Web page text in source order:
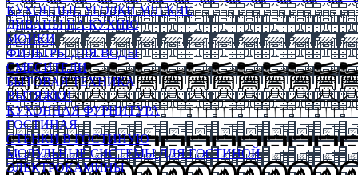
КУХОННЫЕ УГОЛКИ МЯГКИЕ
ДИВАНЫ НА КУХНЮ
МОЙКИ
ФИЛЬТРЫ ДЛЯ ВОДЫ
СМЕСИТЕЛИ
БЫТОВАЯ ТЕХНИКА
ВЫТЯЖКИ
КУХОННАЯ ФУРНИТУРА
ГОСТИНАЯ
СТЕНКИ В ГОСТИНУЮ
МОДУЛЬНЫЕ СИСТЕМЫ ДЛЯ ГОСТИНОЙ
ЭЛЕКТРОКАМИНЫ